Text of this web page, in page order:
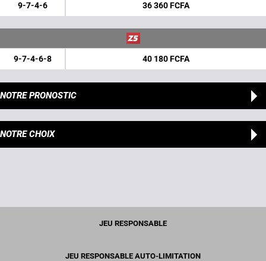
9-7-4-6 36 360 FCFA
9-7-4-6-8 40 180 FCFA
NOTRE PRONOSTIC
NOTRE CHOIX
JEU RESPONSABLE
JEU RESPONSABLE AUTO-LIMITATION